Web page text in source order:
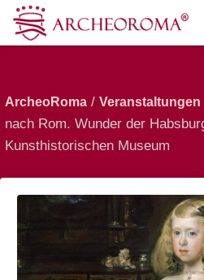
Tickets
Verkersmittel
Deutsch
ArcheoRoma / Veranstaltungen
nach Rom. Wunder der
Kunsthistorischen Museum